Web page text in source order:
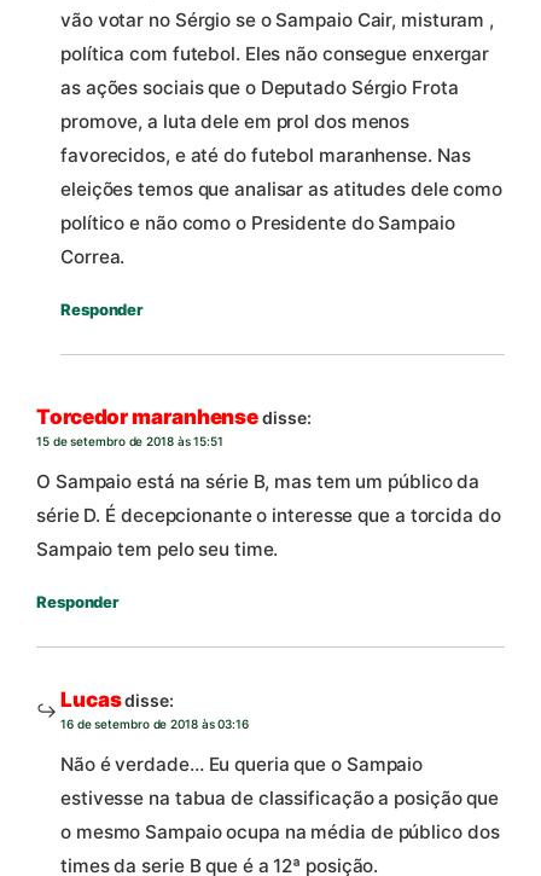
vão votar no Sérgio se o Sampaio Cair, misturam ,
política com futebol. Eles não consegue enxergar
as ações sociais que o Deputado Sérgio Frota
promove, a luta dele em prol dos menos
favorecidos, e até do futebol maranhense. Nas
eleições temos que analisar as atitudes dele como
político e não como o Presidente do Sampaio
Correa.
Responder
Torcedor maranhensedisse:
15 de setembro de 2018 às 15:51
O Sampaio está na série B, mas tem um público da
série D. É decepcionante o interesse que a torcida do
Sampaio tem pelo seu time.
Responder
Lucasdisse:
16 de setembro de 2018 às 03:16
Não é verdade… Eu queria que o Sampaio
estivesse na tabua de classificação a posição que
o mesmo Sampaio ocupa na média de público dos
times da serie B que é a 12ª posição.